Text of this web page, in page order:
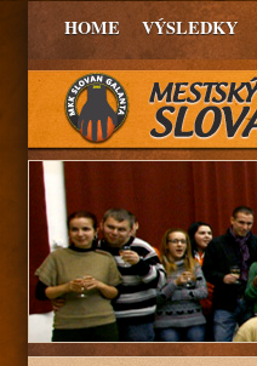
HOME VÝSLEDKY